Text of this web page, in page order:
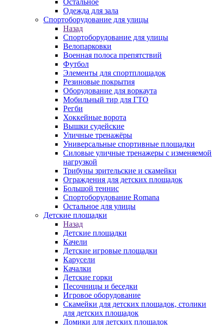
Остальное
Одежда для зала
Спортоборудование для улицы
Назад
Спортоборудование для улицы
Велопарковки
Военная полоса препятствий
Футбол
Элементы для спортплощадок
Резиновые покрытия
Оборудование для воркаута
Мобильный тир для ГТО
Регби
Хоккейные ворота
Вышки судейские
Уличные тренажёры
Универсальные спортивные площадки
Силовые уличные тренажеры с изменяемой
нагрузкой
Трибуны зрительские и скамейки
Ограждения для детских площадок
Большой теннис
Спортоборудование Romana
Остальное для улицы
Детские площадки
Назад
Детские площадки
Качели
Детские игровые площадки
Карусели
Качалки
Детские горки
Песочницы и беседки
Игровое оборудование
Скамейки для детских площадок, столики
для детских площадок
Домики для детских площадок